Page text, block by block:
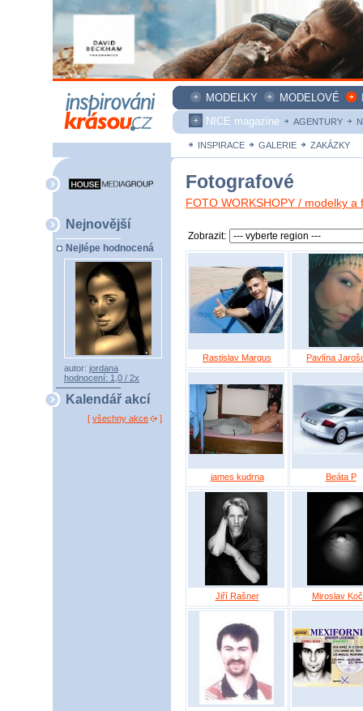
MODELKY MODELOVÉ
NICE magazine
AGENTURY
INSPIRACE GALERIE ZAKÁZKY
Nejnovější
Nejlépe hodnocená
autor: jordana
hodnocení: 1,0 / 2x
Kalendář akcí
[ všechny akce ]
Fotografové
FOTO WORKSHOPY / modelky
Zobrazit:
Rastislav Margus Pavlína
james kudrna Beáta P
Jiří Rašner Miroslav